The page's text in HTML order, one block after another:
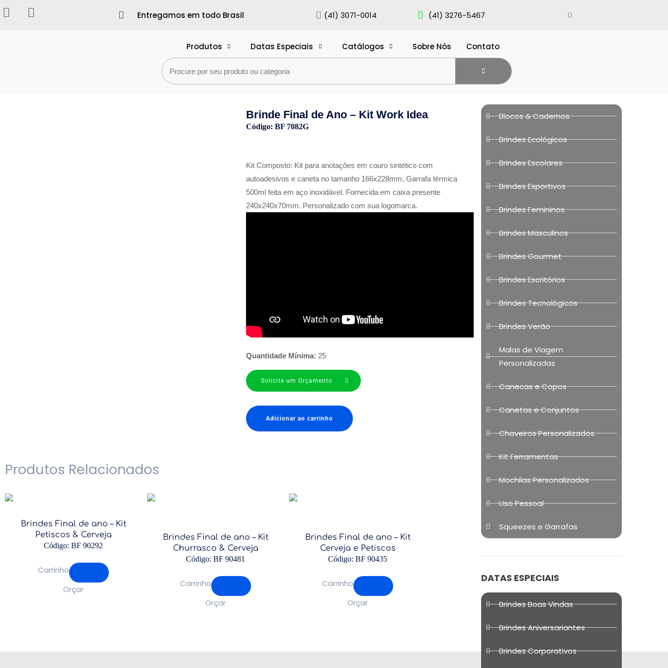
Entregamos em todo Brasil (41) 3071-0014 (41) 3276-5467 0
Produtos Datas Especiais Catálogos Sobre Nós Contato
Brinde Final de Ano – Kit Work Idea
Código: BF 7082G
Kit Composto: Kit para anotações em couro sintético com
autoadesivos e caneta no tamanho 166x228mm, Garrafa térmica
500ml feita em aço inoxidável. Fornecida em caixa presente
240x240x70mm. Personalizado com sua logomarca.
Quantidade Mínima: 25
Solicite um Orçamento
Adicionar ao carrinho
Blocos & Cadernos
Brindes Ecológicos
Brindes Escolares
Brindes Esportivos
Brindes Femininos
Brindes Masculinos
Brindes Gourmet
Brindes Escritórios
Brindes Tecnológicos
Brindes Verão
Malas de Viagem
Personalizadas
Canecas e Copos
Canetas e Conjuntos
Chaveiros Personalizados
Kit Ferramentas
Mochilas Personalizados
Uso Pessoal
Squeezes e Garrafas
DATAS ESPECIAIS
Brindes Boas Vindas
Brindes Aniversariantes
Brindes Corporativos
Produtos Relacionados
Brindes Final de ano – Kit
Petiscos & Cerveja
Código: BF 90292
Carrinho
Orçar
Brindes Final de ano – Kit
Churrasco & Cerveja
Código: BF 90481
Carrinho
Orçar
Brindes Final de ano – Kit
Cerveja e Petiscos
Código: BF 90435
Carrinho
Orçar